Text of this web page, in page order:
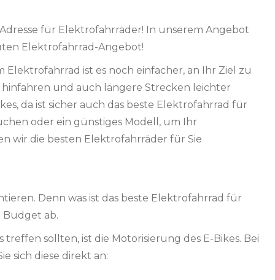
für Elektrofahrräder! In unserem Angebot
Elektrofahrrad-Angebot!
ist es noch einfacher, an Ihr Ziel zu
und auch längere Strecken leichter
da ist sicher auch das beste Elektrofahrrad für
oder ein günstiges Modell, um Ihr
wir die besten Elektrofahrräder für Sie
Denn was ist das beste Elektrofahrrad für
Budget ab.
sollten, ist die Motorisierung des E-Bikes. Bei
sich diese direkt an: